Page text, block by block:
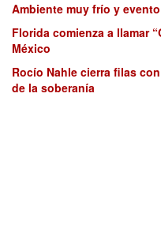
Ambiente muy frío y
Florida comienza a llamar
México
Rocío Nahle cierra filas
de la soberanía